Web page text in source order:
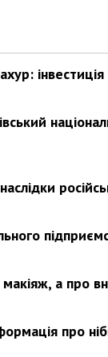
інвестиція
а про
про